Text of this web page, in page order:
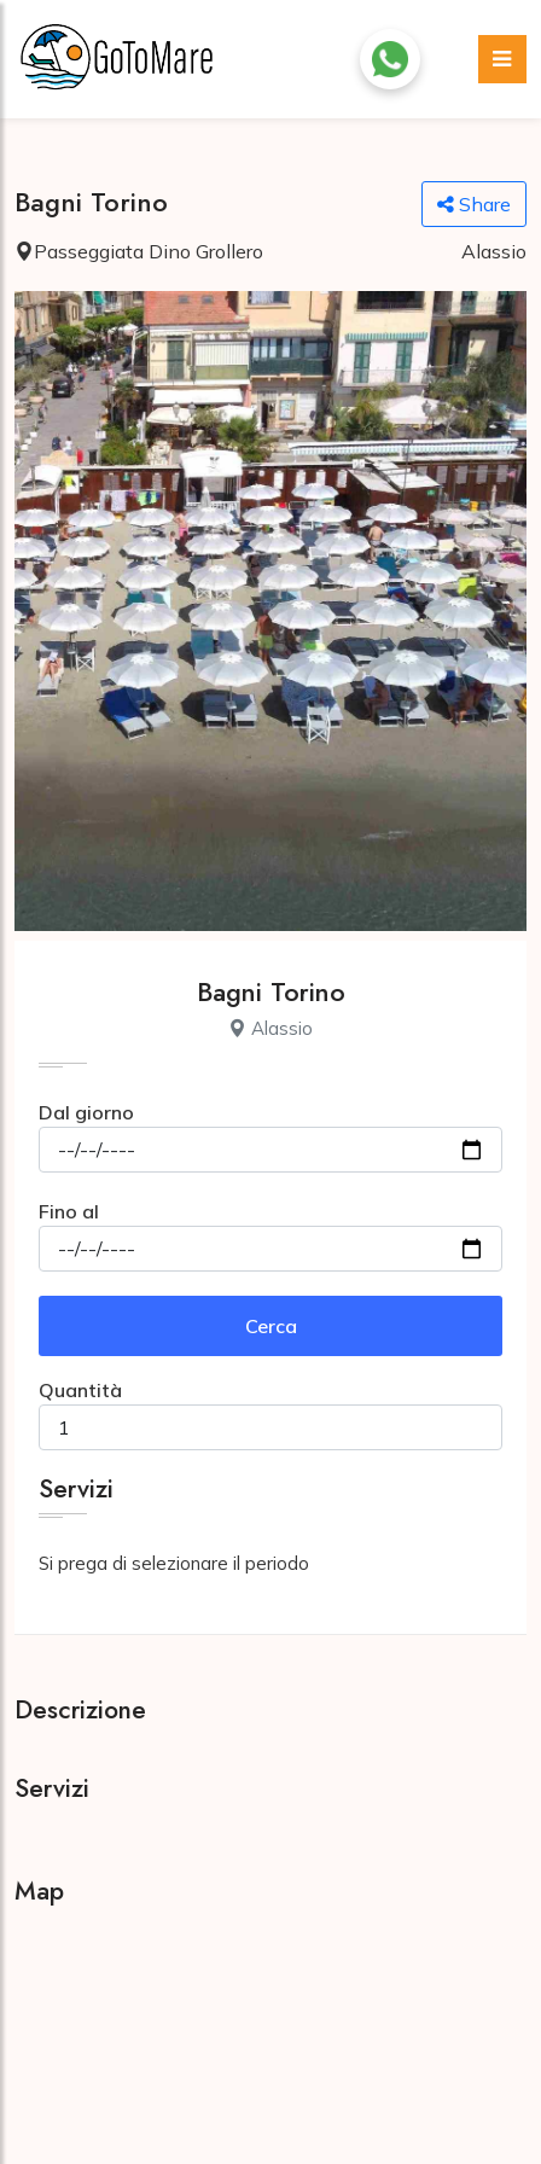
Bagni Torino
Share
Passeggiata Dino Grollero
Alassio
Bagni Torino
Alassio
Dal giorno
Fino al
Cerca
Quantità
Servizi
Si prega di selezionare il periodo
Descrizione
Servizi
Map